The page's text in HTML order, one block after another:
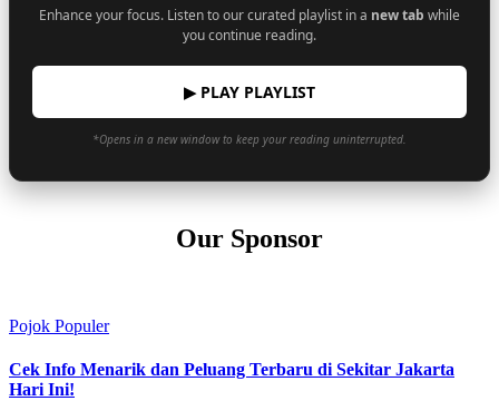
Enhance your focus. Listen to our curated playlist in a new tab while
you continue reading.
▶ PLAY PLAYLIST
*Opens in a new window to keep your reading uninterrupted.
Our Sponsor
Pojok Populer
Cek Info Menarik dan Peluang Terbaru di Sekitar Jakarta
Hari Ini!